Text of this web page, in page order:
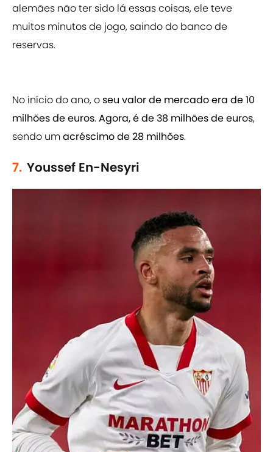
alemães não ter sido lá essas coisas, ele teve
muitos minutos de jogo, saindo do banco de
reservas.
No início do ano, oseu valor de mercado era de 10
milhões de euros.Agora, é de 38 milhões de euros,
sendo umacréscimo de 28 milhões.
7. Youssef En-Nesyri